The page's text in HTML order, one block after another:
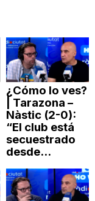
¿Cómo lo ves?
| Tarazona –
Nàstic (2-0):
“El club está
secuestrado
desde...